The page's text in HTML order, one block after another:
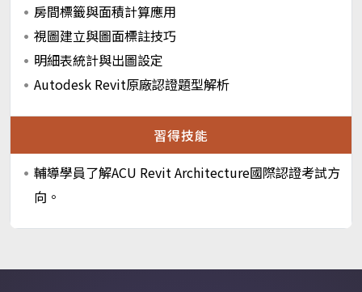
房間標籤與面積計算應用
視圖建立與圖面標註技巧
明細表統計與出圖設定
Autodesk Revit原廠認證題型解析
習得技能
輔導學員了解ACU Revit Architecture國際認證考試方
向。